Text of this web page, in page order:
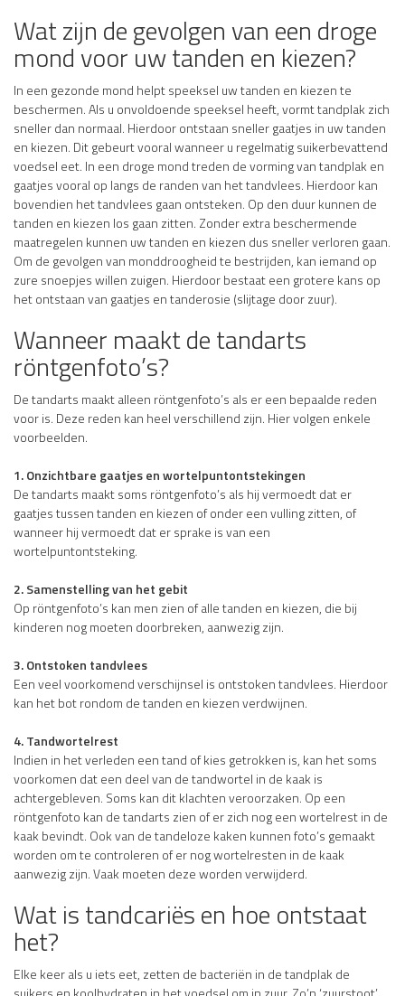
Wat zijn de gevolgen van een droge
mond voor uw tanden en kiezen?
In een gezonde mond helpt speeksel uw tanden en kiezen te
beschermen. Als u onvoldoende speeksel heeft, vormt tandplak zich
sneller dan normaal. Hierdoor ontstaan sneller gaatjes in uw tanden
en kiezen. Dit gebeurt vooral wanneer u regelmatig suikerbevattend
voedsel eet. In een droge mond treden de vorming van tandplak en
gaatjes vooral op langs de randen van het tandvlees. Hierdoor kan
bovendien het tandvlees gaan ontsteken. Op den duur kunnen de
tanden en kiezen los gaan zitten. Zonder extra beschermende
maatregelen kunnen uw tanden en kiezen dus sneller verloren gaan.
Om de gevolgen van monddroogheid te bestrijden, kan iemand op
zure snoepjes willen zuigen. Hierdoor bestaat een grotere kans op
het ontstaan van gaatjes en tanderosie (slijtage door zuur).
Wanneer maakt de tandarts
röntgenfoto’s?
De tandarts maakt alleen röntgenfoto’s als er een bepaalde reden
voor is. Deze reden kan heel verschillend zijn. Hier volgen enkele
voorbeelden.
1. Onzichtbare gaatjes en wortelpuntontstekingen
De tandarts maakt soms röntgenfoto’s als hij vermoedt dat er
gaatjes tussen tanden en kiezen of onder een vulling zitten, of
wanneer hij vermoedt dat er sprake is van een
wortelpuntontsteking.
2. Samenstelling van het gebit
Op röntgenfoto’s kan men zien of alle tanden en kiezen, die bij
kinderen nog moeten doorbreken, aanwezig zijn.
3. Ontstoken tandvlees
Een veel voorkomend verschijnsel is ontstoken tandvlees. Hierdoor
kan het bot rondom de tanden en kiezen verdwijnen.
4.Tandwortelrest
Indien in het verleden een tand of kies getrokken is, kan het soms
voorkomen dat een deel van de tandwortel in de kaak is
achtergebleven. Soms kan dit klachten veroorzaken. Op een
röntgenfoto kan de tandarts zien of er zich nog een wortelrest in de
kaak bevindt. Ook van de tandeloze kaken kunnen foto’s gemaakt
worden om te controleren of er nog wortelresten in de kaak
aanwezig zijn. Vaak moeten deze worden verwijderd.
Wat is tandcariës en hoe ontstaat
het?
Elke keer als u iets eet, zetten de bacteriën in de tandplak de